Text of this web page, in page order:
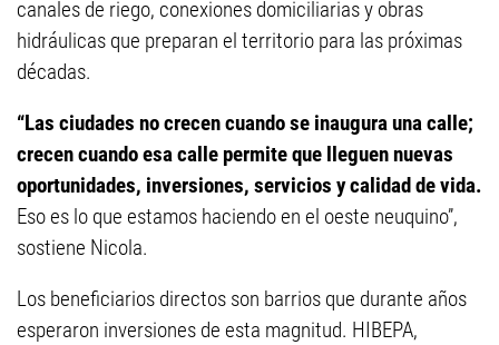
canales de riego, conexiones domiciliarias y obras
hidráulicas que preparan el territorio para las próximas
décadas.
“Las ciudades no crecen cuando se inaugura una calle;
crecen cuando esa calle permite que lleguen nuevas
oportunidades, inversiones, servicios y calidad de vida.
Eso es lo que estamos haciendo en el oeste neuquino”,
sostiene Nicola.
Los beneficiarios directos son barrios que durante años
esperaron inversiones de esta magnitud. HIBEPA,